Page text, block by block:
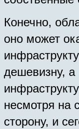
Конечно,
оно может
дешевизну, а
несмотря на
сторону, и